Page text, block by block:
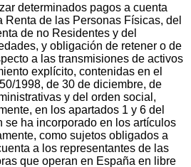
determinados pagos a cuenta
Renta de las Personas Físicas, del
de no Residentes y del
y obligación de retener o de
a las transmisiones de activos
explícito, contenidas en el
1998, de 30 de diciembre, de
y del orden social,
en los apartados 1 y 6 del
se ha incorporado en los artículos
como sujetos obligados a
a los representantes de las
que operan en España en libre